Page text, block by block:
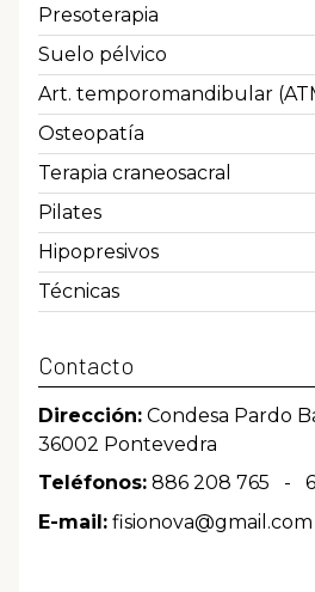
Presoterapia
Suelo pélvico
Art. temporomandibular
Osteopatía
Terapia craneosacral
Pilates
Hipopresivos
Técnicas
Contacto
Dirección: Condesa Pardo
36002 Pontevedra
Teléfonos: 886 208 765 -
E-mail: fisionova@gmail.com